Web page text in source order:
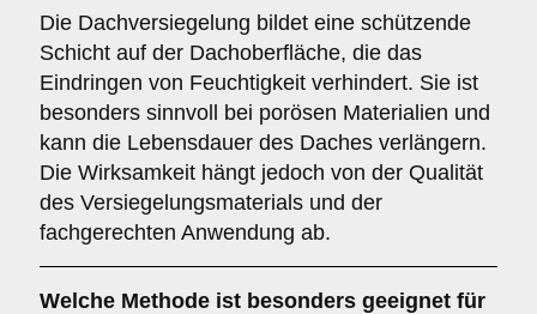
Die Dachversiegelung bildet eine schützende
Schicht auf der Dachoberfläche, die das
Eindringen von Feuchtigkeit verhindert. Sie ist
besonders sinnvoll bei porösen Materialien und
kann die Lebensdauer des Daches verlängern.
Die Wirksamkeit hängt jedoch von der Qualität
des Versiegelungsmaterials und der
fachgerechten Anwendung ab.
Welche Methode ist besonders geeignet für